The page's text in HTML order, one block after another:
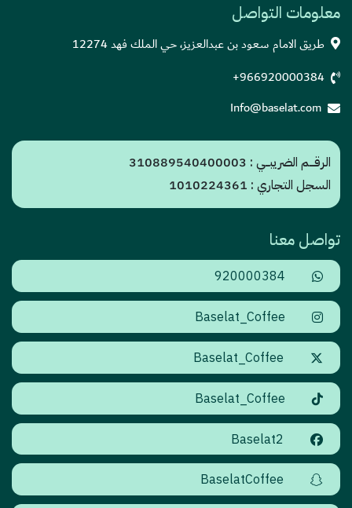
معلومات التواصل
طريق الامام سعود بن عبدالعزيز، حي الملك فهد 12274
+966920000384
Info@baselat.com
الرقـــم الضريبــي : 310889540400003
السجل التجاري : 1010224361
تواصل معنا
920000384
Baselat_Coffee
Baselat_Coffee
Baselat_Coffee
Baselat2
BaselatCoffee